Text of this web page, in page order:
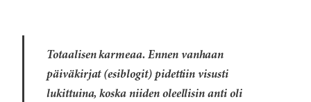
Totaalisen karmeaa. Ennen vanhaan
päiväkirjat (esiblogit) pidettiin visusti
lukittuina, koska niiden oleellisin anti oli